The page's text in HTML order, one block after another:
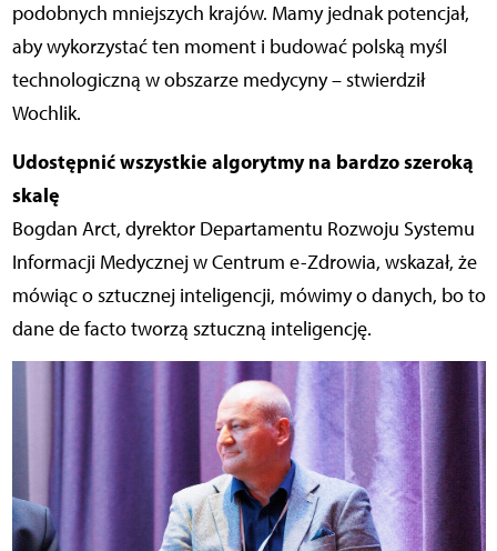
podobnych mniejszych krajów. Mamy jednak potencjał,
aby wykorzystać ten moment i budować polską myśl
technologiczną w obszarze medycyny – stwierdził
Wochlik.
Udostępnić wszystkie algorytmy na bardzo szeroką
skalę
Bogdan Arct, dyrektor Departamentu Rozwoju Systemu
Informacji Medycznej w Centrum e-Zdrowia, wskazał, że
mówiąc o sztucznej inteligencji, mówimy o danych, bo to
dane de facto tworzą sztuczną inteligencję.